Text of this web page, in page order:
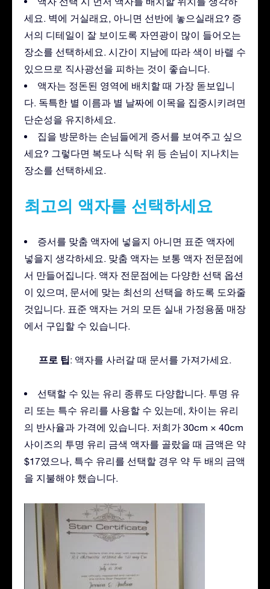
세요. 벽에 거실래요, 아니면 선반에 놓으실래요? 증
서의 디테일이 잘 보이도록 자연광이 많이 들어오는
장소를 선택하세요. 시간이 지남에 따라 색이 바랠 수
있으므로 직사광선을 피하는 것이 좋습니다.
액자는 정돈된 영역에 배치할 때 가장 돋보입니
다. 독특한 별 이름과 별 날짜에 이목을 집중시키려면
단순성을 유지하세요.
집을 방문하는 손님들에게 증서를 보여주고 싶으
세요? 그렇다면 복도나 식탁 위 등 손님이 지나치는
장소를 선택하세요.
최고의 액자를 선택하세요
증서를 맞춤 액자에 넣을지 아니면 표준 액자에
넣을지 생각하세요. 맞춤 액자는 보통 액자 전문점에
서 만들어집니다. 액자 전문점에는 다양한 선택 옵션
이 있으며, 문서에 맞는 최선의 선택을 하도록 도와줄
것입니다. 표준 액자는 거의 모든 실내 가정용품 매장
에서 구입할 수 있습니다.
프로 팁: 액자를 사러갈 때 문서를 가져가세요.
선택할 수 있는 유리 종류도 다양합니다. 투명 유
리 또는 특수 유리를 사용할 수 있는데, 차이는 유리
의 반사율과 가격에 있습니다. 저희가 30cm × 40cm
사이즈의 투명 유리 금색 액자를 골랐을 때 금액은 약
$17였으나, 특수 유리를 선택할 경우 약 두 배의 금액
을 지불해야 했습니다.